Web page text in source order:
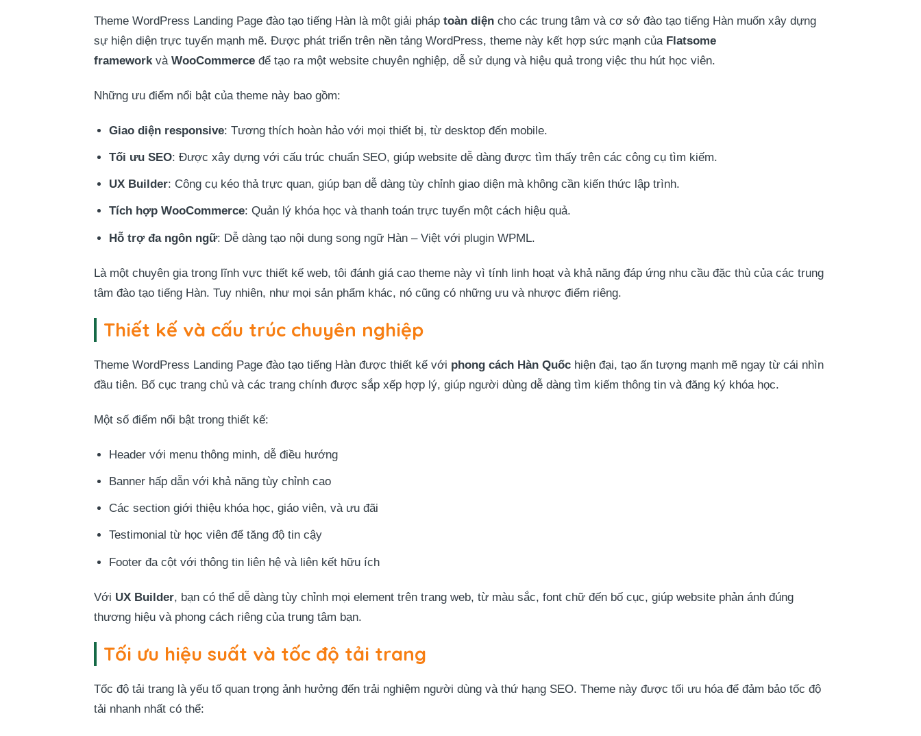
Theme WordPress Landing Page đào tạo tiếng Hàn là một giải pháp toàn diện cho các trung tâm và cơ sở đào tạo tiếng Hàn muốn xây dựng
sự hiện diện trực tuyến mạnh mẽ. Được phát triển trên nền tảng WordPress, theme này kết hợp sức mạnh của Flatsome
frameworkvà WooCommerce để tạo ra một website chuyên nghiệp, dễ sử dụng và hiệu quả trong việc thu hút học viên.
Những ưu điểm nổi bật của theme này bao gồm:
Giao diện responsive: Tương thích hoàn hảo với mọi thiết bị, từ desktop đến mobile.
Tối ưu SEO: Được xây dựng với cấu trúc chuẩn SEO, giúp website dễ dàng được tìm thấy trên các công cụ tìm kiếm.
UX Builder: Công cụ kéo thả trực quan, giúp bạn dễ dàng tùy chỉnh giao diện mà không cần kiến thức lập trình.
Tích hợp WooCommerce: Quản lý khóa học và thanh toán trực tuyến một cách hiệu quả.
Hỗ trợ đa ngôn ngữ: Dễ dàng tạo nội dung song ngữ Hàn – Việt với plugin WPML.
Là một chuyên gia trong lĩnh vực thiết kế web, tôi đánh giá cao theme này vì tính linh hoạt và khả năng đáp ứng nhu cầu đặc thù của các trung
tâm đào tạo tiếng Hàn. Tuy nhiên, như mọi sản phẩm khác, nó cũng có những ưu và nhược điểm riêng.
Thiết kế và cấu trúc chuyên nghiệp
Theme WordPress Landing Page đào tạo tiếng Hàn được thiết kế với phong cách Hàn Quốc hiện đại, tạo ấn tượng mạnh mẽ ngay từ cái nhìn
đầu tiên. Bố cục trang chủ và các trang chính được sắp xếp hợp lý, giúp người dùng dễ dàng tìm kiếm thông tin và đăng ký khóa học.
Một số điểm nổi bật trong thiết kế:
Header với menu thông minh, dễ điều hướng
Banner hấp dẫn với khả năng tùy chỉnh cao
Các section giới thiệu khóa học, giáo viên, và ưu đãi
Testimonial từ học viên để tăng độ tin cậy
Footer đa cột với thông tin liên hệ và liên kết hữu ích
Với UX Builder, bạn có thể dễ dàng tùy chỉnh mọi element trên trang web, từ màu sắc, font chữ đến bố cục, giúp website phản ánh đúng
thương hiệu và phong cách riêng của trung tâm bạn.
Tối ưu hiệu suất và tốc độ tải trang
Tốc độ tải trang là yếu tố quan trọng ảnh hưởng đến trải nghiệm người dùng và thứ hạng SEO. Theme này được tối ưu hóa để đảm bảo tốc độ
tải nhanh nhất có thể: